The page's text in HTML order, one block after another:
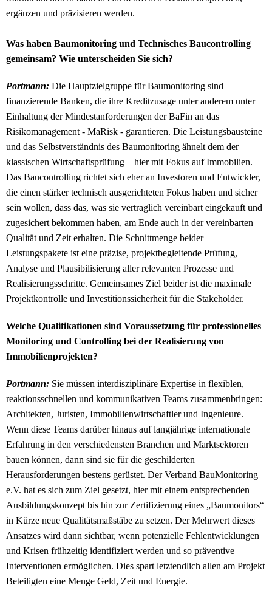
ergänzen und präzisieren werden.
Was haben Baumonitoring und Technisches Baucontrolling
gemeinsam? Wie unterscheiden Sie sich?
Portmann: Die Hauptzielgruppe für Baumonitoring sind
finanzierende Banken, die ihre Kreditzusage unter anderem unter
Einhaltung der Mindestanforderungen der BaFin an das
Risikomanagement - MaRisk - garantieren. Die Leistungsbausteine
und das Selbstverständnis des Baumonitoring ähnelt dem der
klassischen Wirtschaftsprüfung – hier mit Fokus auf Immobilien.
Das Baucontrolling richtet sich eher an Investoren und Entwickler,
die einen stärker technisch ausgerichteten Fokus haben und sicher
sein wollen, dass das, was sie vertraglich vereinbart eingekauft und
zugesichert bekommen haben, am Ende auch in der vereinbarten
Qualität und Zeit erhalten. Die Schnittmenge beider
Leistungspakete ist eine präzise, projektbegleitende Prüfung,
Analyse und Plausibilisierung aller relevanten Prozesse und
Realisierungsschritte. Gemeinsames Ziel beider ist die maximale
Projektkontrolle und Investitionssicherheit für die Stakeholder.
Welche Qualifikationen sind Voraussetzung für professionelles
Monitoring und Controlling bei der Realisierung von
Immobilienprojekten?
Portmann: Sie müssen interdisziplinäre Expertise in flexiblen,
reaktionsschnellen und kommunikativen Teams zusammenbringen:
Architekten, Juristen, Immobilienwirtschaftler und Ingenieure.
Wenn diese Teams darüber hinaus auf langjährige internationale
Erfahrung in den verschiedensten Branchen und Marktsektoren
bauen können, dann sind sie für die geschilderten
Herausforderungen bestens gerüstet. Der Verband BauMonitoring
e.V. hat es sich zum Ziel gesetzt, hier mit einem entsprechenden
Ausbildungskonzept bis hin zur Zertifizierung eines „Baumonitors“
in Kürze neue Qualitätsmaßstäbe zu setzen. Der Mehrwert dieses
Ansatzes wird dann sichtbar, wenn potenzielle Fehlentwicklungen
und Krisen frühzeitig identifiziert werden und so präventive
Interventionen ermöglichen. Dies spart letztendlich allen am Projekt
Beteiligten eine Menge Geld, Zeit und Energie.